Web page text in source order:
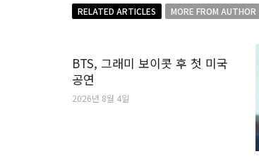
RELATED ARTICLES MORE FROM AUTHOR
BTS, 그래미 보이콧 후 첫 미국
공연
2026년 8월 4일